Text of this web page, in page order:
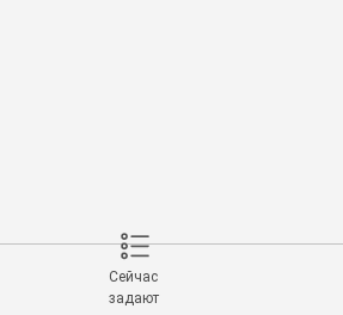
Сейчас
задают